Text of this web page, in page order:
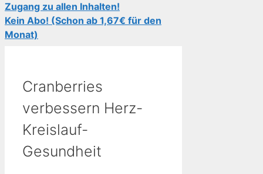
Zugang zu allen Inhalten!
Kein Abo! (Schon ab 1,67€ für den
Monat)
Cranberries
verbessern Herz-
Kreislauf-
Gesundheit